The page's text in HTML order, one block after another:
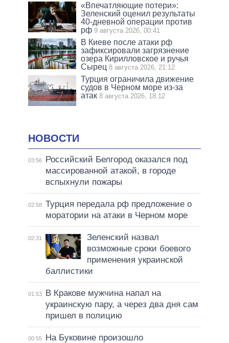
«Впечатляющие потери»:
Зеленский оценил результаты
40-дневной операции против
рф 9 августа 2026, 00:41
В Киеве после атаки рф
зафиксировали загрязнение
озера Кирилловское и ручья
Сырец 8 августа 2026, 21:12
Турция ограничила движение
судов в Черном море из-за
атак 8 августа 2026, 18:12
НОВОСТИ
03:56
Российский Белгород оказался под
массированной атакой, в городе
вспыхнули пожары
02:58 Турция передала рф предложение о
моратории на атаки в Черном море
02:31
Зеленский назвал
возможные сроки боевого
применения украинской
баллистики
01:53
В Кракове мужчина напал на
украинскую пару, а через два дня сам
пришел в полицию
00:55
На Буковине произошло